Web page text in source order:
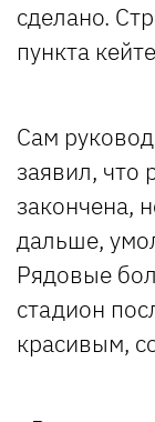
сделано.
пункта
Сам
заявил, что
закончена,
дальше,
Рядовые
стадион
красивым,